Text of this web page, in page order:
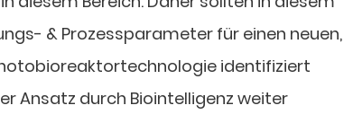
& Prozessparameter für einen neuen,
identifiziert
Ansatz durch Biointelligenz weiter